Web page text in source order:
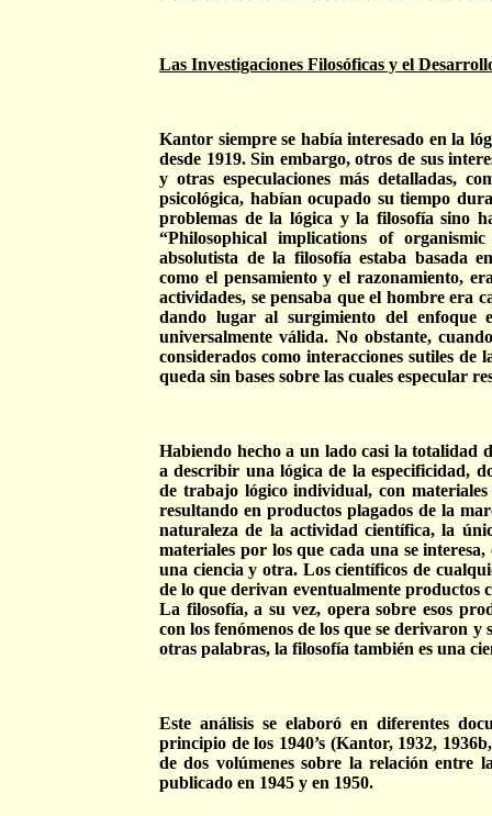
Las Investigaciones Filosóficas y el
Kantor siempre se había interesado en la
desde 1919. Sin embargo, otros de sus
y otras especulaciones más detalladas,
psicológica, habían ocupado su tiempo
problemas de la lógica y la filosofía sino
“Philosophical implications of
absolutista de la filosofía estaba basada
como el pensamiento y el razonamiento,
actividades, se pensaba que el hombre era
dando lugar al surgimiento del enfoque
universalmente válida. No obstante,
considerados como interacciones sutiles de
queda sin bases sobre las cuales especular
Habiendo hecho a un lado casi la totalidad
a describir una lógica de la especificidad,
de trabajo lógico individual, con
resultando en productos plagados de la
naturaleza de la actividad científica, la
materiales por los que cada una se
una ciencia y otra. Los científicos de
de lo que derivan eventualmente productos
La filosofía, a su vez, opera sobre esos
con los fenómenos de los que se derivaron
otras palabras, la filosofía también es una
Este análisis se elaboró en diferentes
principio de los 1940’s (Kantor, 1932,
de dos volúmenes sobre la relación entre
publicado en 1945 y en 1950.